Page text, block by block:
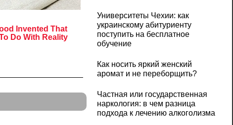
Университеты Чехии: как
украинскому абитуриенту
поступить на бесплатное
обучение
Как носить яркий женский
аромат и не переборщить?
Частная или государственная
наркология: в чем разница
подхода к лечению алкоголизма